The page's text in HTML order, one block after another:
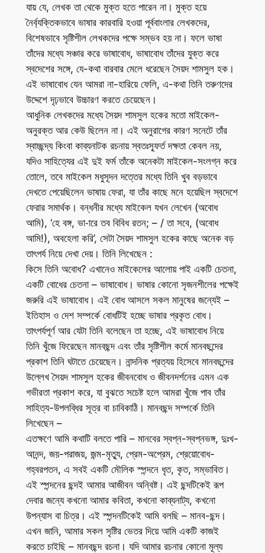
যায় যে, লেখক তা থেকে মুক্ত হতে পারেন না। মুক্ত হয়ে
নৈর্ব্যক্তিকভাবে ভাষার কারবারি হওয়া পূর্ববাংলার লেখকদের,
বিশেষভাবে সৃষ্টিশীল লেখকদের পক্ষে সম্ভব হয় না। ফলে ভাষা
তাঁদের মধ্যে সঞ্চার করে ভাষাবোধ, ভাষাবোধ তাঁদের যুক্ত করে
স্বদেশের সঙ্গে, যে-কথা বারবার মেলে ধরেছেন সৈয়দ শামসুল হক।
এই ভাষাবোধ যেন আমরা না-হারিয়ে ফেলি, এ-কথা তিনি তরুণদের
উদ্দেশে দৃঢ়ভাবে উচ্চারণ করতে চেয়েছেন।
আধুনিক লেখকদের মধ্যে সৈয়দ শামসুল হকের মতো মাইকেল-
অনুরক্ত আর কেউ ছিলেন না। এই অনুরাগের কারণ সনেটে তাঁর
স্বাচ্ছন্দ্য কিংবা কাব্যনাটক রচনায় স্বতঃস্ফূর্ত দক্ষতা কেবল নয়,
যদিও সাহিত্যের এই দুই ফর্ম তাঁকে অনেকটা মাইকেল-সংলগ্ন করে
তোলে, তবে মাইকেল মধুসূদন দত্তের মধ্যে তিনি খুব বড়ভাবে
দেখতে পেয়েছিলেন ভাষায় ফেরা, যা তাঁর কাছে মনে হয়েছিল স্বদেশে
ফেরার সমার্থক। বন্ধনীর মধ্যে মাইকেল যখন লেখেন (অবোধ
আমি), ‘হে বঙ্গ, ভা-ারে তব বিবিধ রতন; – / তা সবে, (অবোধ
আমি!), অবহেলা করি’, সেটা সৈয়দ শামসুল হকের কাছে অনেক বড়
তাৎপর্য নিয়ে দেখা দেয়। তিনি লিখেছেন :
কিসে তিনি অবোধ? এখানেও মাইকেলের আলোয় পাই একটি চেতনা,
একটি বোধের চেতনা – ভাষাবোধ। ভাষার কোনো সৃজনশীলের পক্ষেই
জরুরি এই ভাষাবোধ। এই বোধ আসলে সকল মানুষের জন্যেই –
ইতিহাস ও দেশ সম্পর্কে বোধটিই হচ্ছে ভাষার প্রকৃত বোধ।
তাৎপর্যপূর্ণ আর যেটা তিনি বলেছেন তা হচ্ছে, এই ভাষাবোধ নিয়ে
তিনি খুঁজে ফিরেছেন মানবছন্দ এবং তাঁর সৃষ্টিশীল কর্মে মানবছন্দের
প্রকাশ তিনি ঘটাতে চেয়েছেন। নান্দনিক প্রত্যয় হিসেবে মানবছন্দের
উল্লেখ সৈয়দ শামসুল হকের জীবনবোধ ও জীবনদর্শনের এমন এক
গভীরতা প্রকাশ করে, যা বুঝতে সচেষ্ট হলে আমরা খুঁজে পাব তাঁর
সাহিত্য-উপলব্ধির সূত্র বা চাবিকাঠি। মানবছন্দ সম্পর্কে তিনি
লিখেছেন –
এতক্ষণে আমি কথাটি বলতে পারি – মানবের স্বপ্ন-স্বপ্নভঙ্গ, দুঃখ-
আনন্দ, জয়-পরাজয়, জন্ম-মৃত্যু, প্রেম-অপ্রেম, শ্রেয়োবোধ-
গহ্বরপতন, এ সবই একটি মৌলিক স্পন্দনে ধৃত, কৃত, সম্ভাবিত।
এই স্পন্দনের ছন্দই আমার আজীবন অন্বিষ্ট। এই ছন্দটিকেই রূপ
দেবার জন্যে কখনো আমার কবিতা, কখনো কাব্যনাট্য, কখনো
উপন্যাস বা চিত্র। এই স্পন্দনটিকেই আমি বলছি – মানব-ছন্দ।
এখন জানি, আমার সকল সৃষ্টির ভেতর দিয়ে আমি একটি কাজই
করতে চাইছি – মানবছন্দ রচনা। যদি আমার রচনার কোনো মূল্য